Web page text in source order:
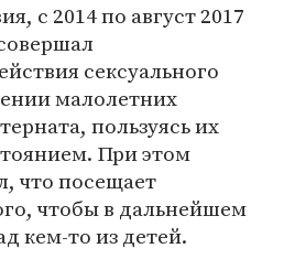
с 2014 по август 2017
сексуального
малолетних
пользуясь их
При этом
что посещает
чтобы в дальнейшем
кем-то из детей.